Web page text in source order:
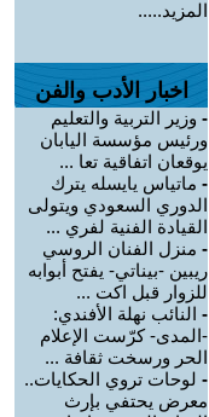
المزيد.....
اخبار الأدب والفن
- وزير التربية والتعليم
ورئيس مؤسسة اليابان
يوقعان اتفاقية تعا ...
- ماتياس يايسله يترك
الدوري السعودي ويتولى
القيادة الفنية لفري ...
- منزل الفنان الروسي
ريبين -بيناتي- يفتح أبوابه
للزوار قبل اكت ...
- النائب نهلة الأفندي:
-المدى- كرّست الإعلام
الحر ورسخت ثقافة ...
- لوحات تروي الحكايات..
معرض يحتفي بإرث